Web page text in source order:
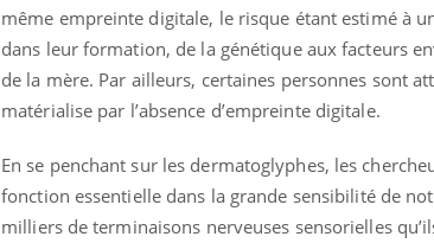
même empreinte digitale, le risque étant estimé à
dans leur formation, de la génétique aux facteurs
de la mère. Par ailleurs, certaines personnes sont
matérialise par l’absence d’empreinte digitale.
En se penchant sur les dermatoglyphes, les
fonction essentielle dans la grande sensibilité de
milliers de terminaisons nerveuses sensorielles